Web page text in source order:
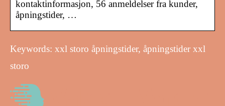
kontaktinformasjon, 56 anmeldelser fra kunder,
åpningstider, …
Keywords: xxl storo åpningstider, åpningstider xxl
storo